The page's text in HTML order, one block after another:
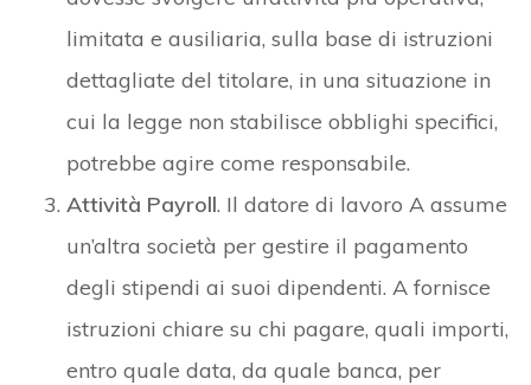
limitata e ausiliaria, sulla base di istruzioni
dettagliate del titolare, in una situazione in
cui la legge non stabilisce obblighi specifici,
potrebbe agire come responsabile.
Attività Payroll. Il datore di lavoro A assume
un’altra società per gestire il pagamento
degli stipendi ai suoi dipendenti. A fornisce
istruzioni chiare su chi pagare, quali importi,
entro quale data, da quale banca, per